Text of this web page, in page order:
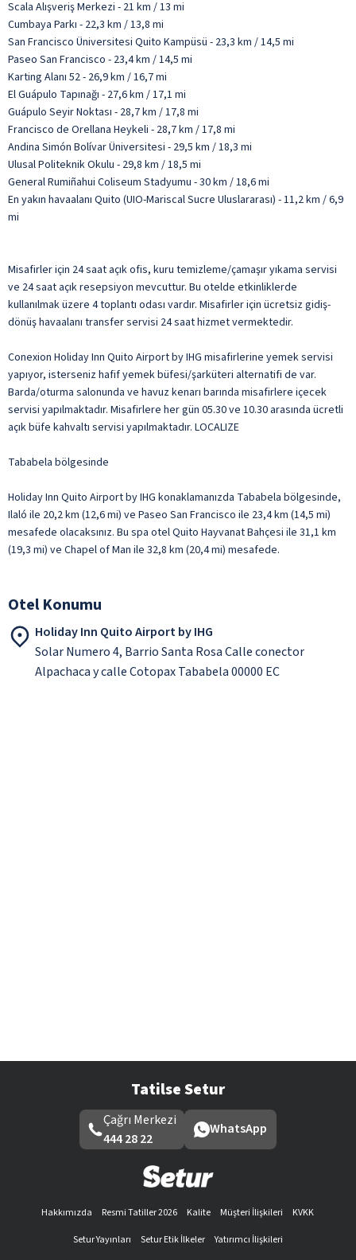
Scala Alışveriş Merkezi - 21 km / 13 mi
Cumbaya Parkı - 22,3 km / 13,8 mi
San Francisco Üniversitesi Quito Kampüsü - 23,3 km / 14,5 mi
Paseo San Francisco - 23,4 km / 14,5 mi
Karting Alanı 52 - 26,9 km / 16,7 mi
El Guápulo Tapınağı - 27,6 km / 17,1 mi
Guápulo Seyir Noktası - 28,7 km / 17,8 mi
Francisco de Orellana Heykeli - 28,7 km / 17,8 mi
Andina Simón Bolívar Üniversitesi - 29,5 km / 18,3 mi
Ulusal Politeknik Okulu - 29,8 km / 18,5 mi
General Rumiñahui Coliseum Stadyumu - 30 km / 18,6 mi
En yakın havaalanı Quito (UIO-Mariscal Sucre Uluslararası) - 11,2 km / 6,9
mi
Misafirler için 24 saat açık ofis, kuru temizleme/çamaşır yıkama servisi
ve 24 saat açık resepsiyon mevcuttur. Bu otelde etkinliklerde
kullanılmak üzere 4 toplantı odası vardır. Misafirler için ücretsiz gidiş-
dönüş havaalanı transfer servisi 24 saat hizmet vermektedir.
Conexion Holiday Inn Quito Airport by IHG misafirlerine yemek servisi
yapıyor, isterseniz hafif yemek büfesi/şarküteri alternatifi de var.
Barda/oturma salonunda ve havuz kenarı barında misafirlere içecek
servisi yapılmaktadır. Misafirlere her gün 05.30 ve 10.30 arasında ücretli
açık büfe kahvaltı servisi yapılmaktadır. LOCALIZE
Tababela bölgesinde
Holiday Inn Quito Airport by IHG konaklamanızda Tababela bölgesinde,
Ilaló ile 20,2 km (12,6 mi) ve Paseo San Francisco ile 23,4 km (14,5 mi)
mesafede olacaksınız. Bu spa otel Quito Hayvanat Bahçesi ile 31,1 km
(19,3 mi) ve Chapel of Man ile 32,8 km (20,4 mi) mesafede.
Otel Konumu
Holiday Inn Quito Airport by IHG
Solar Numero 4, Barrio Santa Rosa Calle conector
Alpachaca y calle Cotopax Tababela 00000 EC
Tatilse Setur
Çağrı Merkezi
444 28 22
WhatsApp
Hakkımızda Resmi Tatiller 2026 Kalite Müşteri İlişkileri
KVKK
Setur Yayınları
Setur Etik İlkeler
Yatırımcı İlişkileri